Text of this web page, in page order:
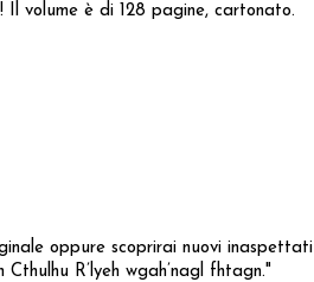
volume è di 128 pagine, cartonato.
oppure scoprirai nuovi inaspettati
R’lyeh wgah’nagl fhtagn."